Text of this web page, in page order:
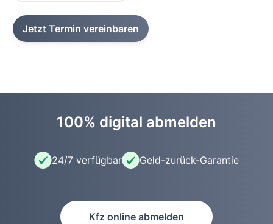
Jetzt Termin vereinbaren
100% digital abmelden
24/7 verfügbar Geld-zurück-Garantie
Kfz online abmelden